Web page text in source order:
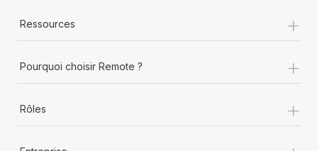
Ressources +
Pourquoi choisir Remote ? +
Rôles +